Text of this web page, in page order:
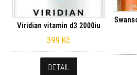
Viridian vitamin d3 2000iu
399 Kč
DETAIL